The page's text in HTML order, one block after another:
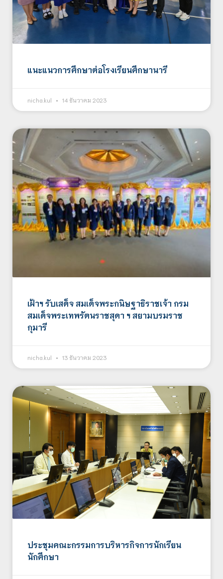
แนะแนวการศึกษาต่อโรงเรียนศึกษานารี
nicha.kul 14 ธันวาคม 2023
เฝ้าฯ รับเสด็จ สมเด็จพระกนิษฐาธิราชเจ้า กรม
สมเด็จพระเทพรัตนราชสุดา ฯ สยามบรมราช
กุมารี
nicha.kul 13 ธันวาคม 2023
ประชุมคณะกรรมการบริหารกิจการนักเรียน
นักศึกษา